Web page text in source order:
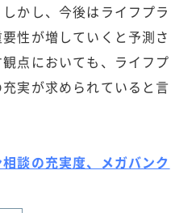
かし、今後はライフプラ
性が増していくと予測さ
点においても、ライフプ
実が求められていると言
談の充実度、メガバンク